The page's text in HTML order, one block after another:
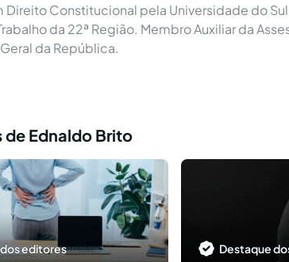
Direito Constitucional pela Universidade do
da 22ª Região. Membro Auxiliar da
da República.
de Ednaldo Brito
editores Destaque